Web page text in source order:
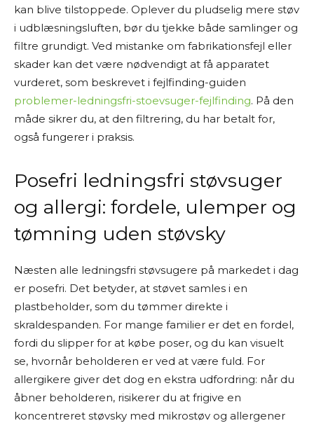
kan blive tilstoppede. Oplever du pludselig mere støv
i udblæsningsluften, bør du tjekke både samlinger og
filtre grundigt. Ved mistanke om fabrikationsfejl eller
skader kan det være nødvendigt at få apparatet
vurderet, som beskrevet i fejlfinding-guiden
problemer-ledningsfri-stoevsuger-fejlfinding. På den
måde sikrer du, at den filtrering, du har betalt for,
også fungerer i praksis.
Posefri ledningsfri støvsuger
og allergi: fordele, ulemper og
tømning uden støvsky
Næsten alle ledningsfri støvsugere på markedet i dag
er posefri. Det betyder, at støvet samles i en
plastbeholder, som du tømmer direkte i
skraldespanden. For mange familier er det en fordel,
fordi du slipper for at købe poser, og du kan visuelt
se, hvornår beholderen er ved at være fuld. For
allergikere giver det dog en ekstra udfordring: når du
åbner beholderen, risikerer du at frigive en
koncentreret støvsky med mikrostøv og allergener